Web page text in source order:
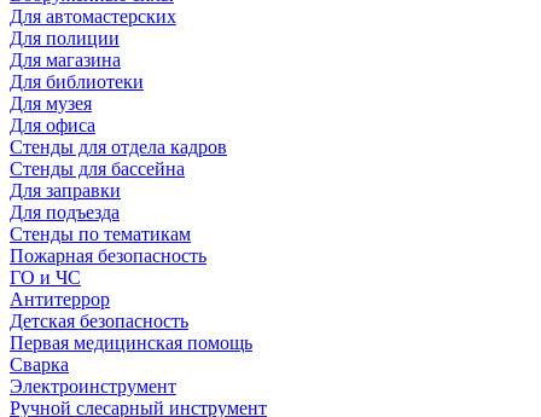
Для автомастерских
Для полиции
Для магазина
Для библиотеки
Для музея
Для офиса
Стенды для отдела кадров
Стенды для бассейна
Для заправки
Для подъезда
Стенды по тематикам
Пожарная безопасность
ГО и ЧС
Антитеррор
Детская безопасность
Первая медицинская помощь
Сварка
Электроинструмент
Ручной слесарный инструмент